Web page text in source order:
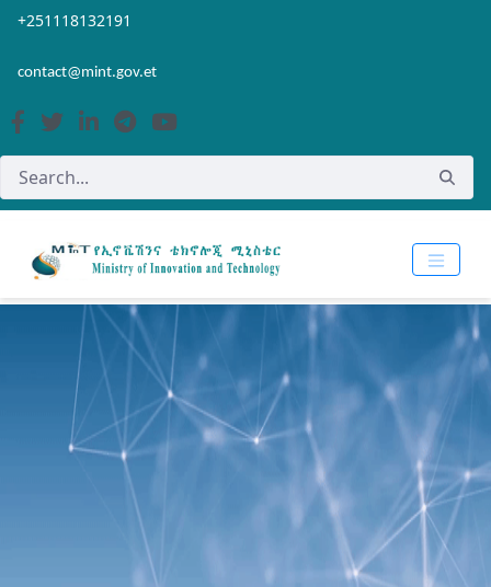
Skip to Main Content
Open Accessibility Menu
+251118132191
contact@mint.gov.et